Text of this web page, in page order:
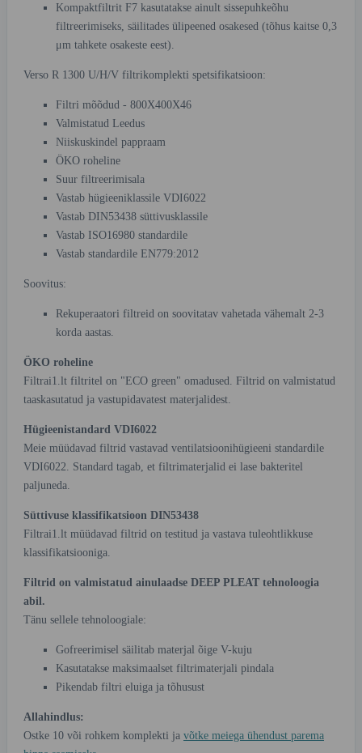
Kompaktfiltrit F7 kasutatakse ainult sissepuhkeõhu
filtreerimiseks, säilitades ülipeened osakesed (tõhus kaitse 0,3
μm tahkete osakeste eest).
Verso R 1300 U/H/V filtrikomplekti spetsifikatsioon:
Filtri mõõdud - 800X400X46
Valmistatud Leedus
Niiskuskindel pappraam
ÖKO roheline
Suur filtreerimisala
Vastab hügieeniklassile VDI6022
Vastab DIN53438 süttivusklassile
Vastab ISO16980 standardile
Vastab standardile EN779:2012
Soovitus:
Rekuperaatori filtreid on soovitatav vahetada vähemalt 2-3
korda aastas.
ÖKO roheline
Filtrai1.lt filtritel on "ECO green" omadused. Filtrid on valmistatud
taaskasutatud ja vastupidavatest materjalidest.
Hügieenistandard VDI6022
Meie müüdavad filtrid vastavad ventilatsioonihügieeni standardile
VDI6022. Standard tagab, et filtrimaterjalid ei lase bakteritel
paljuneda.
Süttivuse klassifikatsioon DIN53438
Filtrai1.lt müüdavad filtrid on testitud ja vastava tuleohtlikkuse
klassifikatsiooniga.
Filtrid on valmistatud ainulaadse DEEP PLEAT tehnoloogia
abil.
Tänu sellele tehnoloogiale:
Gofreerimisel säilitab materjal õige V-kuju
Kasutatakse maksimaalset filtrimaterjali pindala
Pikendab filtri eluiga ja tõhusust
Allahindlus:
Ostke 10 või rohkem komplekti ja võtke meiega ühendust parema